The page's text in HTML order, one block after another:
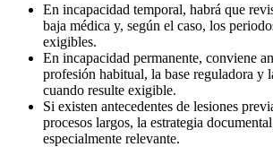
En incapacidad temporal, habrá que
baja médica y, según el caso, los
exigibles.
En incapacidad permanente, conviene
profesión habitual, la base reguladora y
cuando resulte exigible.
Si existen antecedentes de lesiones
procesos largos, la estrategia
especialmente relevante.